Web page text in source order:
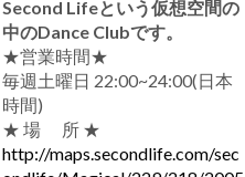
Second Lifeという仮想空間の
中のDance Clubです。
★営業時間★
毎週土曜日 22:00~24:00(日本
時間)
★ 場 所 ★
http://maps.secondlife.com/sec